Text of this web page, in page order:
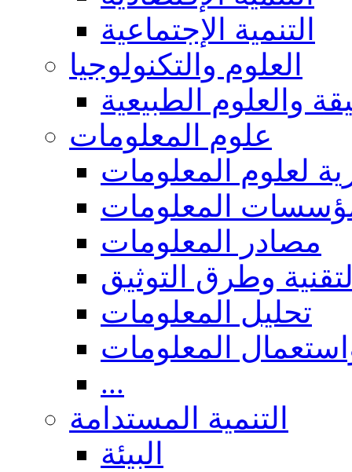
التنمية الإجتماعية
العلوم والتكنولوجيا
والعلوم الطبيعية
علوم المعلومات
لعلوم المعلومات
المعلومات
مصادر المعلومات
وطرق التوثيق
تحليل المعلومات
المعلومات
...
التنمية المستدامة
البيئة